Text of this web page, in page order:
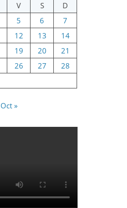
V S
D
5 6
7
12 13
14
19 20
21
26 27
28
Oct »